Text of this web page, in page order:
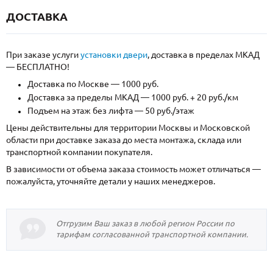
ДОСТАВКА
При заказе услугиустановки двери, доставка в пределах МКАД
— БЕСПЛАТНО!
Доставка по Москве — 1000 руб.
Доставка за пределы МКАД — 1000 руб. + 20 руб./км
Подъем на этаж без лифта — 50 руб./этаж
Цены действительны для территории Москвы и Московской
области при доставке заказа до места монтажа, склада или
транспортной компании покупателя.
В зависимости от объема заказа стоимость может отличаться —
пожалуйста, уточняйте детали у наших менеджеров.
Отгрузим Ваш заказ в любой регион России по
тарифам согласованной транспортной компании.